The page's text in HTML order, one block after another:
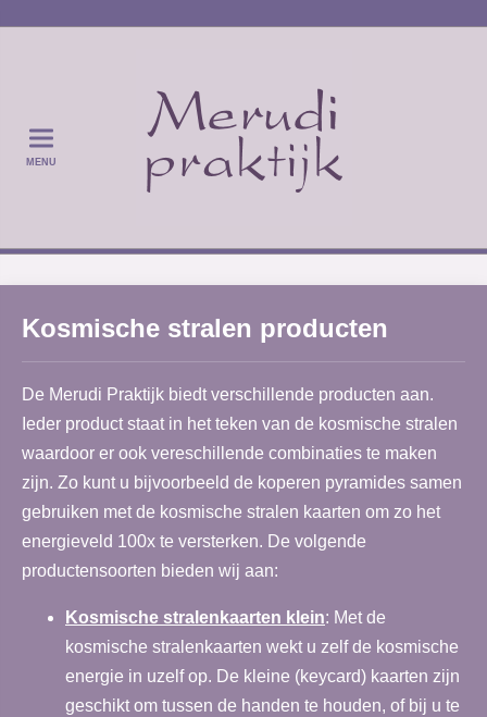
MENU
Kosmische stralen producten
De Merudi Praktijk biedt verschillende producten aan.
Ieder product staat in het teken van de kosmische stralen
waardoor er ook vereschillende combinaties te maken
zijn. Zo kunt u bijvoorbeeld de koperen pyramides samen
gebruiken met de kosmische stralen kaarten om zo het
energieveld 100x te versterken. De volgende
productensoorten bieden wij aan:
Kosmische stralenkaarten klein: Met de
kosmische stralenkaarten wekt u zelf de kosmische
energie in uzelf op. De kleine (keycard) kaarten zijn
geschikt om tussen de handen te houden, of bij u te